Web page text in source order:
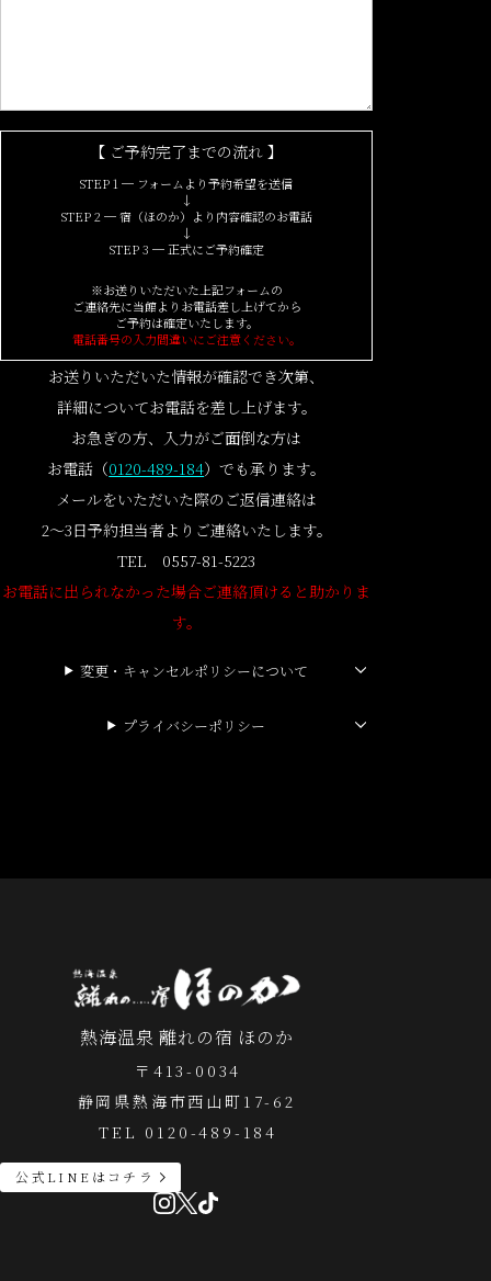
【 ご予約完了までの流れ 】
STEP 1 ─ フォームより予約希望を送信
↓
STEP 2 ─ 宿（ほのか）より内容確認のお電話
↓
STEP 3 ─ 正式にご予約確定
※お送りいただいた上記フォームの
ご連絡先に当館よりお電話差し上げてから
ご予約は確定いたします。
電話番号の入力間違いにご注意ください。
お送りいただいた情報が確認でき次第、
詳細についてお電話を差し上げます。
お急ぎの方、入力がご面倒な方は
お電話（0120-489-184）でも承ります。
メールをいただいた際のご返信連絡は
2～3日予約担当者よりご連絡いたします。
TEL 0557-81-5223
お電話に出られなかった場合ご連絡頂けると助かりま
す。
変更・キャンセルポリシーについて
プライバシーポリシー
熱海温泉 離れの宿 ほのか
〒413-0034
静岡県熱海市西山町17-62
TEL 0120-489-184
公式LINEはコチラ